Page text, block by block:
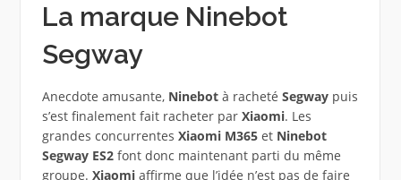
La marque Ninebot
Segway
Anecdote amusante, Ninebotà racheté Segwaypuis
s’est finalement fait racheter par Xiaomi. Les
grandes concurrentes Xiaomi M365et Ninebot
Segway ES2font donc maintenant parti du même
groupe. Xiaomiaffirme que l’idée n’est pas de faire